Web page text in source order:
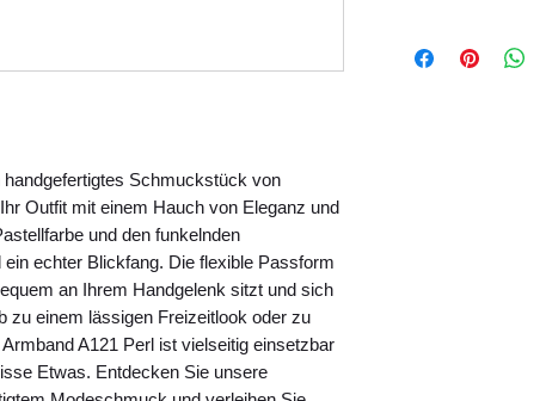
Schmuckstück von
Outfit mit einem Hauch von Eleganz und
und den funkelnden
echter Blickfang. Die flexible Passform
an Ihrem Handgelenk sitzt und sich
zu einem lässigen Freizeitlook oder zu
A121 Perl ist vielseitig einsetzbar
Etwas. Entdecken Sie unsere
Größe: Flexibel